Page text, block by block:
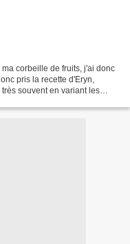
corbeille de fruits, j'ai donc
pris la recette d'Eryn,
souvent en variant les